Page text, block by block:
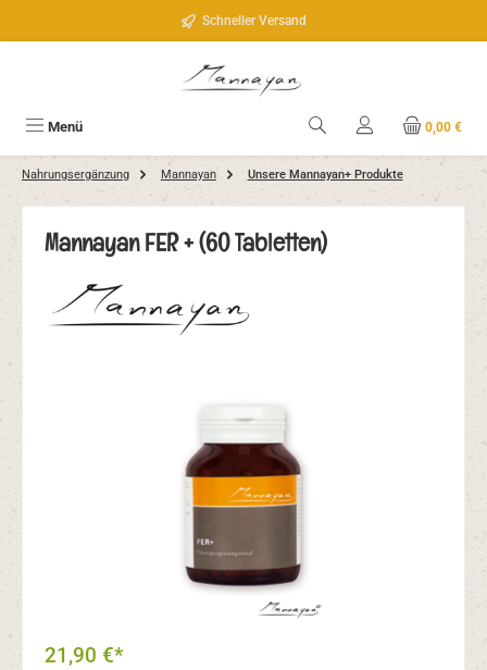
Schneller Versand
Menü 0,00 €
Nahrungsergänzung Mannayan Unsere Mannayan+ Produkte
Mannayan FER + (60 Tabletten)
21,90 €*